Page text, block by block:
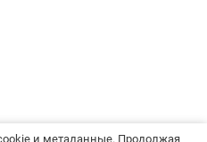
и метаданные. Продолжая